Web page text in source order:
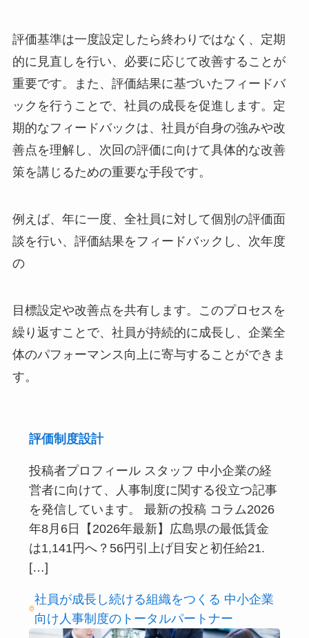
評価基準は一度設定したら終わりではなく、定期
的に見直しを行い、必要に応じて改善することが
重要です。また、評価結果に基づいたフィードバ
ックを行うことで、社員の成長を促進します。定
期的なフィードバックは、社員が自身の強みや改
善点を理解し、次回の評価に向けて具体的な改善
策を講じるための重要な手段です。
例えば、年に一度、全社員に対して個別の評価面
談を行い、評価結果をフィードバックし、次年度
の
目標設定や改善点を共有します。このプロセスを
繰り返すことで、社員が持続的に成長し、企業全
体のパフォーマンス向上に寄与することができま
す。
評価制度設計
投稿者プロフィール スタッフ 中小企業の経
営者に向けて、人事制度に関する役立つ記事
を発信しています。 最新の投稿 コラム2026
年8月6日【2026年最新】広島県の最低賃金
は1,141円へ？56円引上げ目安と初任給21.
[…]
社員が成長し続ける組織をつくる 中小企業
向け人事制度のトータルパートナー